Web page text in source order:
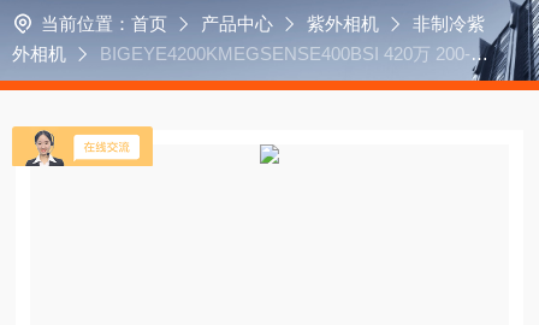
当前位置： 首页 产品中心 紫外相机
非制冷紫
外相机
BIGEYE4200KMEGSENSE400BSI 420万 200-10
00nm 紫外相机